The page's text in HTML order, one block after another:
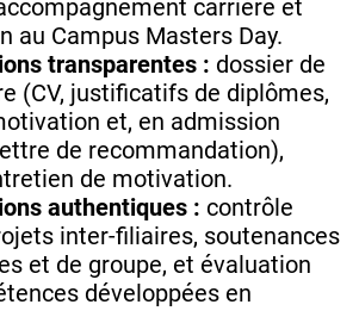
carrière et
au Campus Masters Day.
transparentes : dossier de
(CV, justificatifs de diplômes,
et, en admission
de recommandation),
de motivation.
authentiques : contrôle
inter‑filiaires, soutenances
et de groupe, et évaluation
développées en